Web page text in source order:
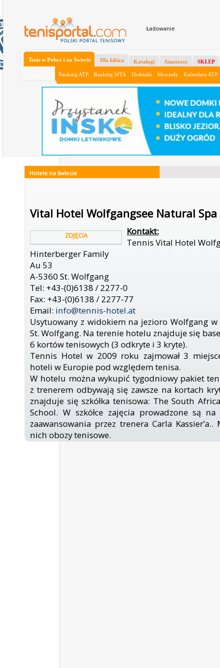
Ładowanie
Tenis w Polsce i na Świecie
Ranking ATP Ranking WTA Drabinki Wywiady Kalendarz ATP
Dla kibica Katalogi Amatorzy SKLEP
Hotele na świecie
Vital Hotel Wolfgangsee Natural
ZDJĘCIA
Kontakt:
Tennis Vital Hotel
Hinterberger Family
Au 53
A-5360 St. Wolfgang
Tel: +43-(0)6138 / 2277-0
Fax: +43-(0)6138 / 2277-77
Email: info@tennis-hotel.at
Usytuowany z widokiem na jezioro Wolfgang
St. Wolfgang. Na terenie hotelu znajduje się
6 kortów tenisowych (3 odkryte i 3 kryte).
Tennis Hotel w 2009 roku zajmował 3
hoteli w Europie pod względem tenisa.
W hotelu można wykupić tygodniowy pakiet
z trenerem odbywają się zawsze na kortach
znajduje się szkółka tenisowa: The South
School. W szkółce zajęcia prowadzone są
zaawansowania przez trenera Carla
nich obozy tenisowe.